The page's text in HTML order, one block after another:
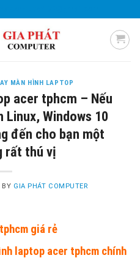
MÀN HÌNH LAPTOP
acer tphcm – Nếu
Linux, Windows 10
đến cho bạn một
rất thú vị
BY GIA PHÁT COMPUTER
giá rẻ
laptop acer tphcm chính